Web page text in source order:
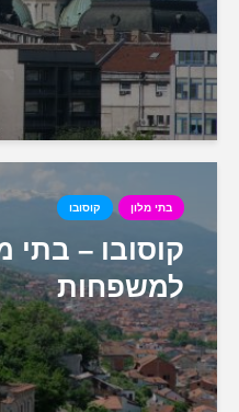
בתי מלון קוסובו
קוסובו – בתי
למשפחות